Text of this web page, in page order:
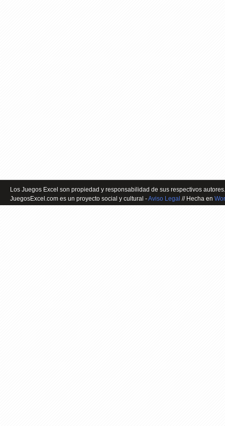
Los Juegos Excel son propiedad y responsabilidad de sus respectivos
JuegosExcel.com es un proyecto social y cultural -Aviso Legal // Hecha en